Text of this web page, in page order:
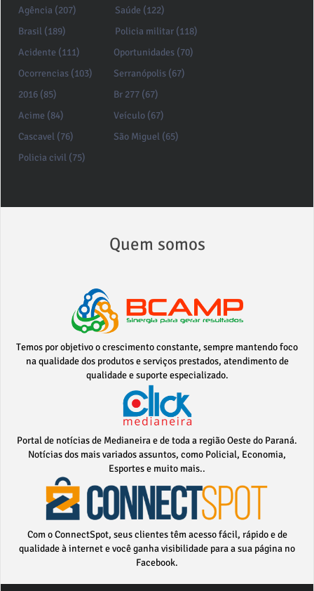
Agência (207)
Brasil (189)
Saúde (122)
Policia militar (118)
Acidente (111)
Ocorrencias (103)
2016 (85)
Acime (84)
Cascavel (76)
Policia civil (75)
Oportunidades (70)
Serranópolis (67)
Br 277 (67)
Veículo (67)
São Miguel (65)
Quem somos
Temos por objetivo o crescimento constante, sempre mantendo foco
na qualidade dos produtos e serviços prestados, atendimento de
qualidade e suporte especializado.
Portal de notícias de Medianeira e de toda a região Oeste do Paraná.
Notícias dos mais variados assuntos, como Policial, Economia,
Esportes e muito mais..
Com o ConnectSpot, seus clientes têm acesso fácil, rápido e de
qualidade à internet e você ganha visibilidade para a sua página no
Facebook.